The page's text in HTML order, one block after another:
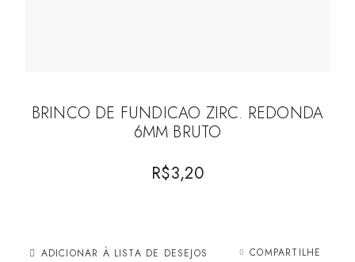
BRINCO DE FUNDICAO ZIRC. REDONDA
6MM BRUTO
R$3,20
ADICIONAR À LISTA DE DESEJOS COMPARTILHE